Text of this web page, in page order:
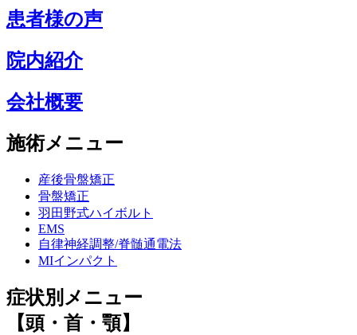
患者様の声
院内紹介
会社概要
施術メニュー
産後骨盤矯正
骨盤矯正
羽田野式ハイボルト
EMS
自律神経調整/脊髄通電法
MIインパクト
症状別メニュー
【頭・首・顎】